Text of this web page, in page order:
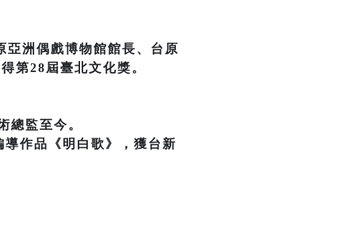
亞洲偶戲博物館館長、台原
第28屆臺北文化獎。
總監至今。
作品《明白歌》，獲台新